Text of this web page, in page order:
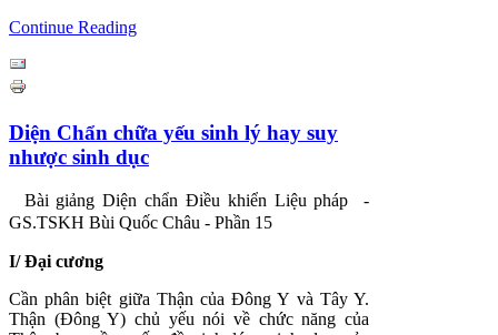
Continue Reading
Diện Chẩn chữa yếu sinh lý hay suy
nhược sinh dục
Bài giảng Diện chẩn Điều khiển Liệu pháp -
GS.TSKH Bùi Quốc Châu - Phần 15
I/ Đại cương
Cần phân biệt giữa Thận của Đông Y và Tây Y.
Thận (Đông Y) chủ yếu nói về chức năng của